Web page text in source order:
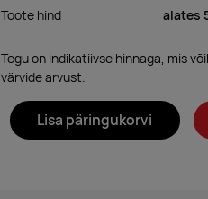
Toote hind alates
Tegu on indikatiivse hinnaga, mis
värvide arvust.
Lisa päringukorvi